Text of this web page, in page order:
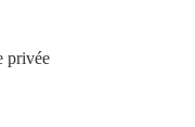
privée